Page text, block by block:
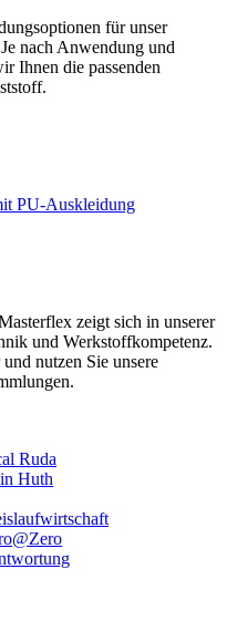
für unser
nach Anwendung und
Ihnen die passenden
PU-Auskleidung
zeigt sich in unserer
und Werkstoffkompetenz.
nutzen Sie unsere
Ruda
Huth